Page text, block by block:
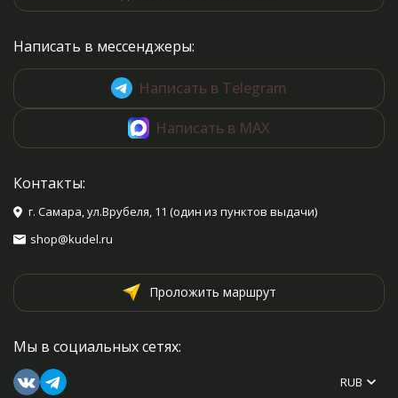
Написать в мессенджеры:
Написать в Telegram
Написать в MAX
Контакты:
г. Самара, ул.Врубеля, 11 (один из пунктов выдачи)
shop@kudel.ru
Проложить маршрут
Мы в социальных сетях:
RUB